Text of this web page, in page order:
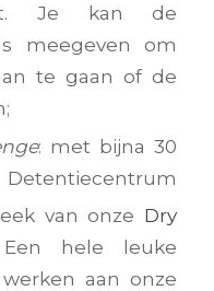
Je kan de
meegeven om
te gaan of de
: met bijna 30
van onze Dry
hele leuke
aan onze